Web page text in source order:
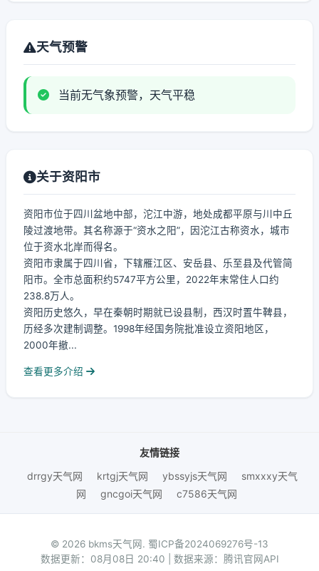
天气预警
当前无气象预警，天气平稳
关于资阳市
资阳市位于四川盆地中部，沱江中游，地处成都平原与川中丘
陵过渡地带。其名称源于“资水之阳”，因沱江古称资水，城市
位于资水北岸而得名。
资阳市隶属于四川省，下辖雁江区、安岳县、乐至县及代管简
阳市。全市总面积约5747平方公里，2022年末常住人口约
238.8万人。
资阳历史悠久，早在秦朝时期就已设县制，西汉时置牛鞞县，
历经多次建制调整。1998年经国务院批准设立资阳地区，
2000年撤...
查看更多介绍
友情链接
drrgy天气网
krtgj天气网 ybssyjs天气网
smxxxy天气
网
gncgoi天气网 c7586天气网
© 2026 bkms天气网. 蜀ICP备2024069276号-13
数据更新：08月08日 20:40 | 数据来源：腾讯官网API